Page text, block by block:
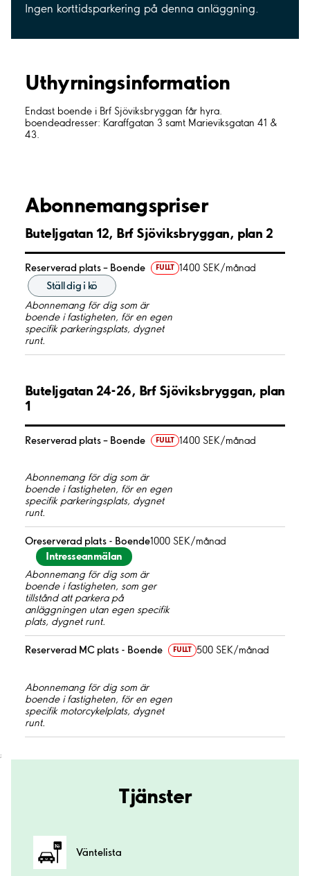
Ingen korttidsparkering på denna anläggning.
Uthyrnings­information
Endast boende i Brf Sjöviksbryggan får hyra.
boendeadresser: Karaffgatan 3 samt Marieviksgatan 41 &
43.
Abonnemangspriser
Buteljgatan 12, Brf Sjöviksbryggan, plan 2
Reserverad plats – Boende FULLT 1400 SEK/månad
Ställ dig i kö
Abonnemang för dig som är
boende i fastigheten, för en egen
specifik parkeringsplats, dygnet
runt.
Buteljgatan 24-26, Brf Sjöviksbryggan, plan
1
Reserverad plats – Boende FULLT 1400 SEK/månad
Abonnemang för dig som är
boende i fastigheten, för en egen
specifik parkeringsplats, dygnet
runt.
Oreserverad plats - Boende1000 SEK/månad
Intresseanmälan
Abonnemang för dig som är
boende i fastigheten, som ger
tillstånd att parkera på
anläggningen utan egen specifik
plats, dygnet runt.
Reserverad MC plats - Boende FULLT 500 SEK/månad
Abonnemang för dig som är
boende i fastigheten, för en egen
specifik motorcykelplats, dygnet
runt.
;
Tjänster
Väntelista